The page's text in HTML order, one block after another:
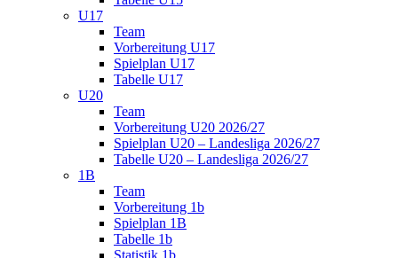
U17
Team
Vorbereitung U17
Spielplan U17
Tabelle U17
U20
Team
Vorbereitung U20 2026/27
Spielplan U20 – Landesliga 2026/27
Tabelle U20 – Landesliga 2026/27
1B
Team
Vorbereitung 1b
Spielplan 1B
Tabelle 1b
Statistik 1b